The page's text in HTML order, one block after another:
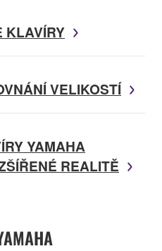
KLAVÍRY
VELIKOSTÍ
YAMAHA
REALITĚ